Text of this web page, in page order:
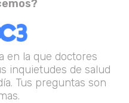
en la que doctores
inquietudes de salud
Tus preguntas son